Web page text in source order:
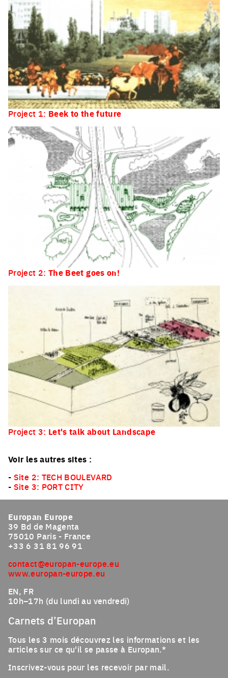
Project 1: Beek to the future
Project 2: The Beet goes on!
Project 3: Let's talk about Landscape
Voir les autres sites :
- Site 2: TECH BOULEVARD
- Site 3: PORT CITY
Europan Europe
39 Bd de Magenta
75010 Paris - France
+33 6 31 81 96 91
contact@europan-europe.eu
www.europan-europe.eu
EN, FR
10h–17h (du lundi au vendredi)
Carnets d’Europan
Tous les 3 mois découvrez les informations et les
articles sur ce qu'il se passe à Europan.*
Inscrivez-vous pour les recevoir par mail.